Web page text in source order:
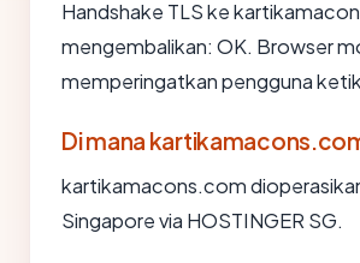
Handshake TLS ke
mengembalikan: OK. Browser
memperingatkan pengguna
Di mana
kartikamacons.com
Singapore via HOSTINGER SG.